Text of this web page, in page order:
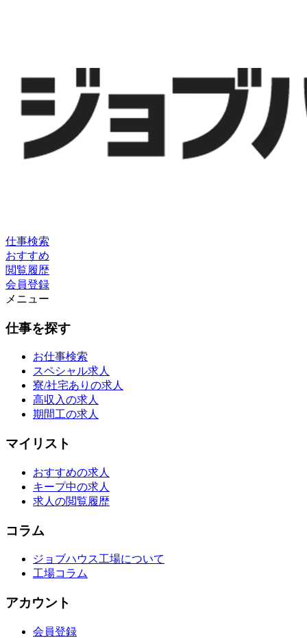
仕事検索
おすすめ
閲覧履歴
会員登録
メニュー
仕事を探す
お仕事検索
スペシャル求人
寮/社宅ありの求人
高収入の求人
期間工の求人
マイリスト
おすすめの求人
キープ中の求人
求人の閲覧履歴
コラム
ジョブハウス工場について
工場コラム
アカウント
会員登録